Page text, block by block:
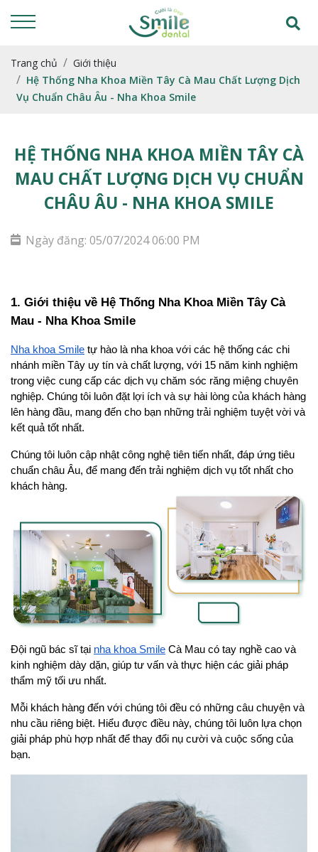
Trang chủ
Giới thiệu
Hệ Thống Nha Khoa Miền Tây Cà Mau Chất Lượng Dịch
Vụ Chuẩn Châu Âu - Nha Khoa Smile
HỆ THỐNG NHA KHOA MIỀN TÂY CÀ
MAU CHẤT LƯỢNG DỊCH VỤ CHUẨN
CHÂU ÂU - NHA KHOA SMILE
Ngày đăng: 05/07/2024 06:00 PM
1. Giới thiệu về Hệ Thống Nha Khoa Miền Tây Cà
Mau - Nha Khoa Smile
Nha khoa Smile tự hào là nha khoa với các hệ thống các chi
nhánh miền Tây uy tín và chất lượng, với 15 năm kinh nghiệm
trong việc cung cấp các dịch vụ chăm sóc răng miệng chuyên
nghiệp. Chúng tôi luôn đặt lợi ích và sự hài lòng của khách hàng
lên hàng đầu, mang đến cho bạn những trải nghiệm tuyệt vời và
kết quả tốt nhất.
Chúng tôi luôn cập nhật công nghệ tiên tiến nhất, đáp ứng tiêu
chuẩn châu Âu, để mang đến trải nghiệm dịch vụ tốt nhất cho
khách hàng.
Đội ngũ bác sĩ tại nha khoa Smile Cà Mau có tay nghề cao và
kinh nghiệm dày dặn, giúp tư vấn và thực hiện các giải pháp
thẩm mỹ tối ưu nhất.
Mỗi khách hàng đến với chúng tôi đều có những câu chuyện và
nhu cầu riêng biệt. Hiểu được điều này, chúng tôi luôn lựa chọn
giải pháp phù hợp nhất để thay đổi nụ cười và cuộc sống của
bạn.